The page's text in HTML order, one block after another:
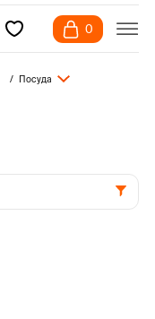
0
Посуда